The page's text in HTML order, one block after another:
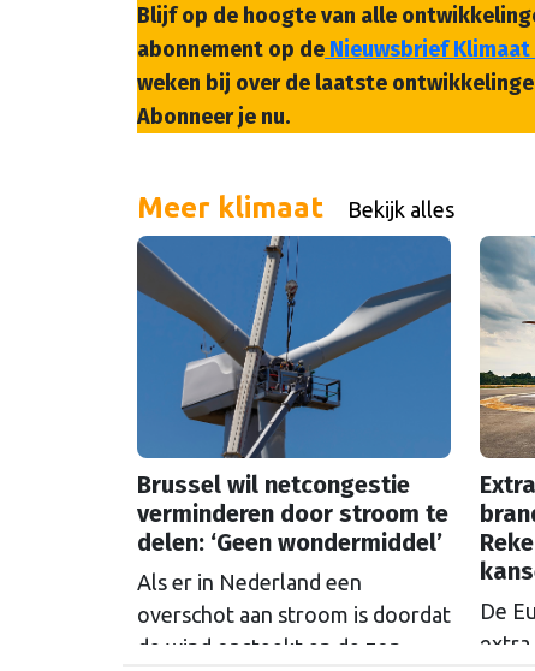
Blijf op de hoogte van alle
abonnement op de Nieuwsbrief Klimaat
weken bij over de laatste
Abonneer je nu.
Meer klimaat Bekijk alles
Brussel wil netcongestie
verminderen door stroom te
delen: ‘Geen wondermiddel’
Als er in Nederland een
overschot aan stroom is doordat
de wind opsteekt en de zon
De
extra